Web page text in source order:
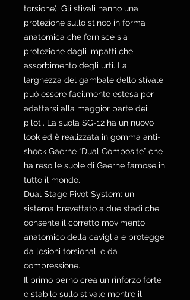
torsione). Gli stivali hanno una
protezione sullo stinco in forma
anatomica che fornisce sia
protezione dagli impatti che
assorbimento degli urti. La
larghezza del gambale dello stivale
può essere facilmente estesa per
adattarsi alla maggior parte dei
piloti. La suola SG-12 ha un nuovo
look ed è realizzata in gomma anti-
shock Gaerne “Dual Composite” che
ha reso le suole di Gaerne famose in
tutto il mondo.
Dual Stage Pivot System: un
sistema brevettato a due stadi che
consente il corretto movimento
anatomico della caviglia e protegge
da lesioni torsionali e da
compressione.
Il primo perno crea un rinforzo forte
e stabile sullo stivale mentre il